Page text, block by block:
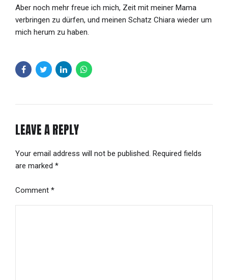
Aber noch mehr freue ich mich, Zeit mit meiner Mama
verbringen zu dürfen, und meinen Schatz Chiara wieder um
mich herum zu haben.
LEAVE A REPLY
Your email address will not be published. Required fields
are marked *
Comment *